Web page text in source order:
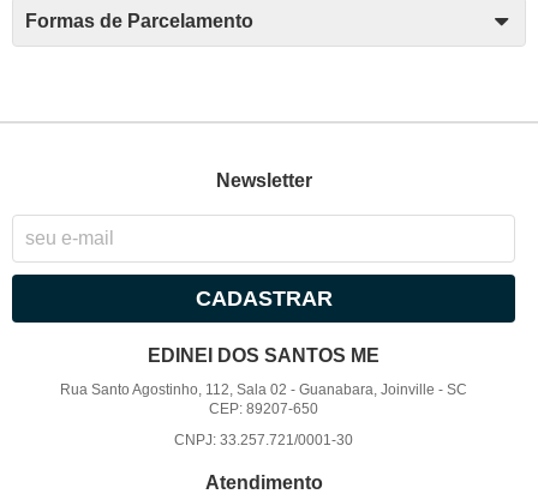
Formas de Parcelamento
Newsletter
CADASTRAR
EDINEI DOS SANTOS ME
Rua Santo Agostinho, 112, Sala 02 -Guanabara, Joinville -SC
CEP: 89207-650
CNPJ: 33.257.721/0001-30
Atendimento